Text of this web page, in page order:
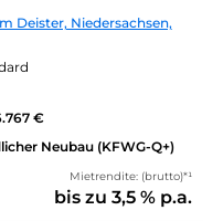
Deister, Niedersachsen,
€
Neubau (KFWG-Q+)
Mietrendite: (brutto)*¹
bis zu 3,5 % p.a.